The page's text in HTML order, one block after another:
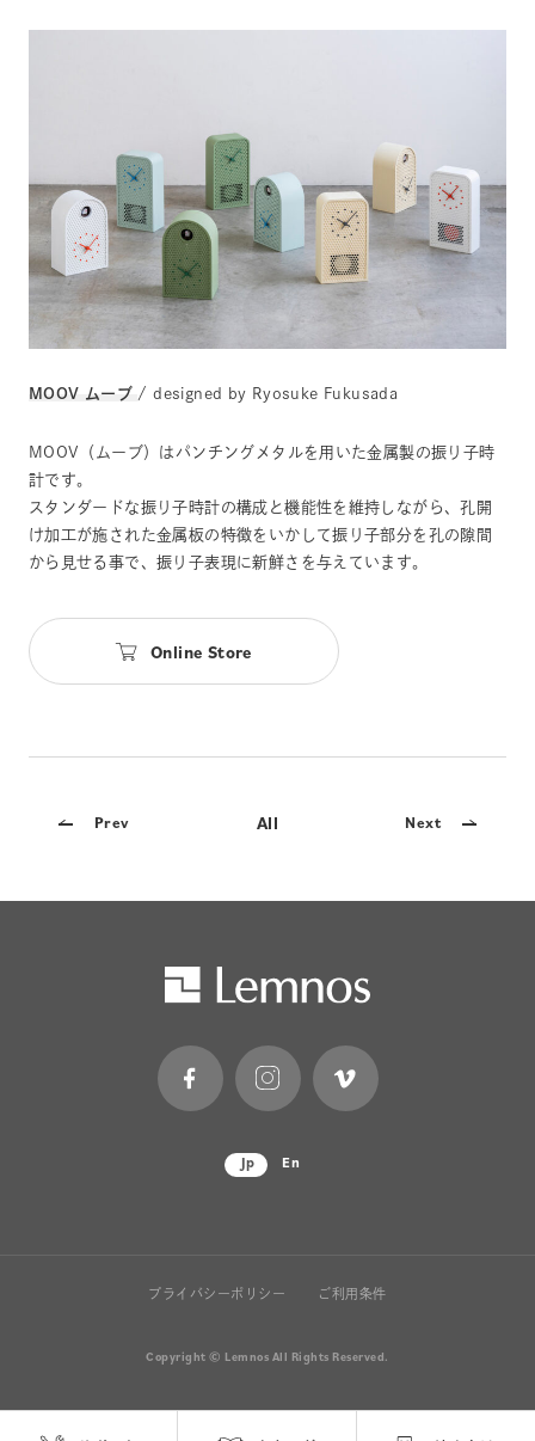
MOOV ムーブ / designed by Ryosuke Fukusada
MOOV（ムーブ）はパンチングメタルを用いた金属製の振り子時
計です。
スタンダードな振り子時計の構成と機能性を維持しながら、孔開
け加工が施された金属板の特徴をいかして振り子部分を孔の隙間
から見せる事で、振り子表現に新鮮さを与えています。
Online Store
Prev All Next
Jp En
プライバシーポリシー ご利用条件
Copyright © Lemnos All Rights Reserved.